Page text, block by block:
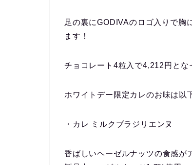
足の裏にGODIVAのロゴ入りで胸
ます！
チョコレート4粒入で4,212円とな
ホワイトデー限定カレのお味は以
・カレ ミルクブラジリエンヌ
⾹ばしいヘーゼルナッツの⾷感が